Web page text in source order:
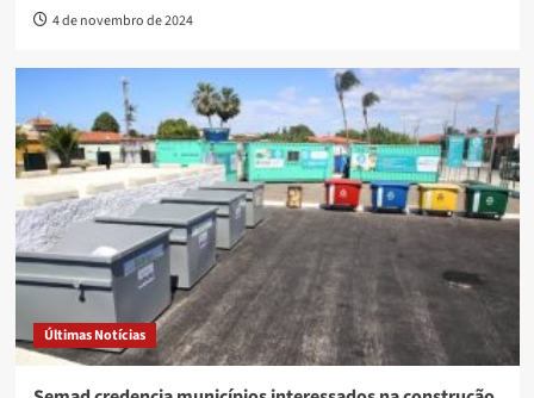
4 de novembro de 2024
Últimas Notícias